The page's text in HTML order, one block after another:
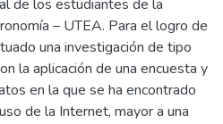
de los estudiantes de la
– UTEA. Para el logro de
una investigación de tipo
la aplicación de una encuesta y
en la que se ha encontrado
de la Internet, mayor a una